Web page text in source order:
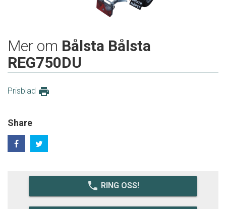
Mer om Bålsta Bålsta
REG750DU
Prisblad print
Share
local_phone RING OSS!